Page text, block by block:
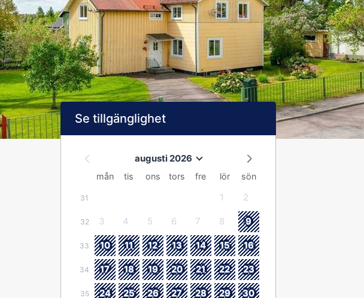
Se tillgänglighet
augusti 2026
mån tis ons tors fre lör sön
31 1 2
32 3 4 5 6 7 8 9
33 10 11 12 13 14 15 16
34 17 18 19 20 21 22 23
35 24 25 26 27 28 29 30